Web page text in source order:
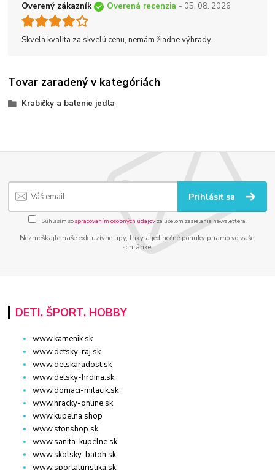
Overený zákazník Overená recenzia - 05. 08. 2026
Skvelá kvalita za skvelú cenu, nemám žiadne výhrady.
Tovar zaradený v kategóriách
Krabičky a balenie jedla
Prihlásiť sa
Súhlasím sospracovaním osobných údajov za účelom zasielania newslettera.
Nezmeškajte naše exkluzívne tipy, triky a jedinečné ponuky priamo vo vašej
schránke.
DETI, ŠPORT, HOBBY
www.kamenik.sk
www.detsky-raj.sk
www.detskaradost.sk
www.detsky-hrdina.sk
www.domaci-milacik.sk
www.hracky-online.sk
www.kupelna.shop
www.stonshop.sk
www.sanita-kupelne.sk
www.skolsky-batoh.sk
www.sportaturistika.sk